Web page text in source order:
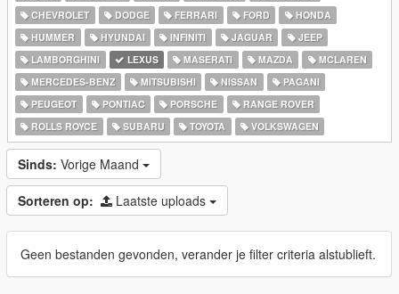
CHEVROLET
DODGE FERRARI FORD
HONDA
HUMMER
HYUNDAI INFINITI JAGUAR
JEEP
LAMBORGHINI
LEXUS MASERATI MAZDA
MCLAREN
MERCEDES-BENZ
MITSUBISHI NISSAN
PAGANI
PEUGEOT
PONTIAC PORSCHE
RANGE ROVER
ROLLS ROYCE
SUBARU TOYOTA VOLKSWAGEN
Sinds: Vorige Maand
Sorteren op: Laatste uploads
Geen bestanden gevonden, verander je filter criteria alstublieft.